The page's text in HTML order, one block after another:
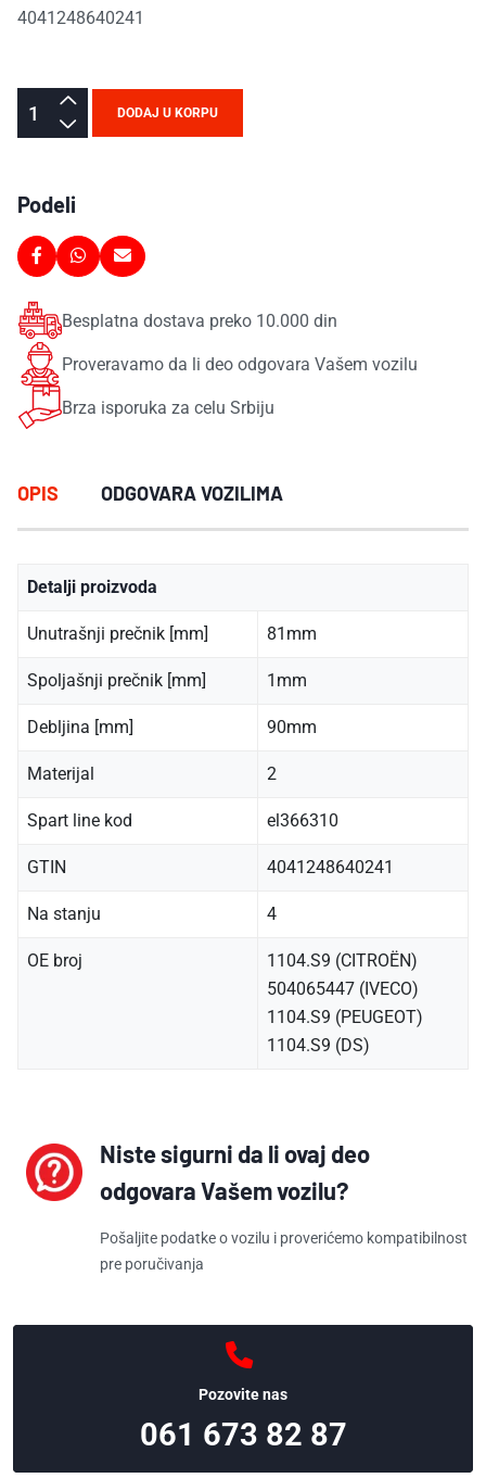
4041248640241
DODAJ U KORPU
Podeli
Besplatna dostava preko 10.000 din
Proveravamo da li deo odgovara Vašem vozilu
Brza isporuka za celu Srbiju
OPIS ODGOVARA VOZILIMA
Detalji proizvoda
Unutrašnji prečnik [mm] 81mm
Spoljašnji prečnik [mm] 1mm
Debljina [mm] 90mm
Materijal 2
Spart line kod el366310
GTIN 4041248640241
Na stanju 4
OE broj
1104.S9 (CITROËN)
504065447 (IVECO)
1104.S9 (PEUGEOT)
1104.S9 (DS)
Niste sigurni da li ovaj deo
odgovara Vašem vozilu?
Pošaljite podatke o vozilu i proverićemo kompatibilnost
pre poručivanja
Pozovite nas
061 673 82 87